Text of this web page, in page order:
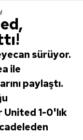
sürüyor.
ile
paylaştı.
United 1-0'lık